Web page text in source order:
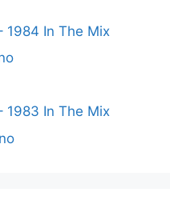
1984 In The Mix
1983 In The Mix